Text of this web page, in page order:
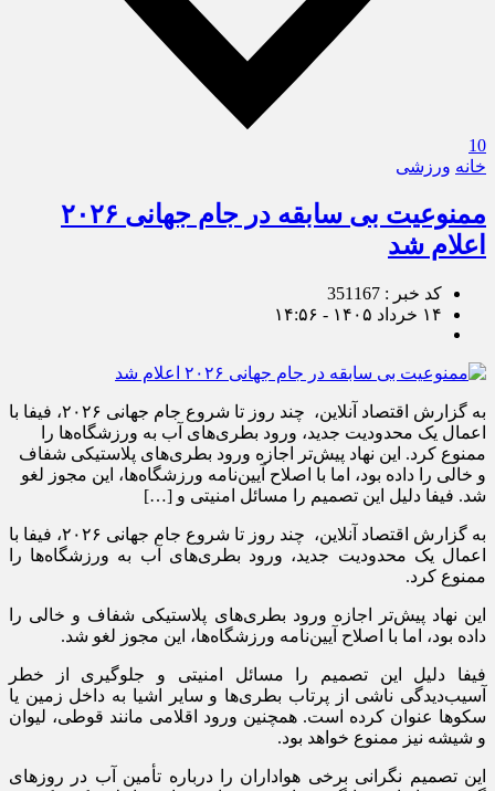
10
خانه ورزشی
ممنوعیت بی سابقه در جام جهانی ۲۰۲۶
اعلام شد
کد خبر : 351167
۱۴ خرداد ۱۴۰۵ - ۱۴:۵۶
به گزارش اقتصاد آنلاین، چند روز تا شروع جام جهانی ۲۰۲۶، فیفا با
اعمال یک محدودیت جدید، ورود بطری‌های آب به ورزشگاه‌ها را
ممنوع کرد. این نهاد پیش‌تر اجازه ورود بطری‌های پلاستیکی شفاف
و خالی را داده بود، اما با اصلاح آیین‌نامه ورزشگاه‌ها، این مجوز لغو
شد. فیفا دلیل این تصمیم را مسائل امنیتی و […]
به گزارش اقتصاد آنلاین، چند روز تا شروع جام جهانی ۲۰۲۶، فیفا با
اعمال یک محدودیت جدید، ورود بطری‌های آب به ورزشگاه‌ها را
ممنوع کرد.
این نهاد پیش‌تر اجازه ورود بطری‌های پلاستیکی شفاف و خالی را
داده بود، اما با اصلاح آیین‌نامه ورزشگاه‌ها، این مجوز لغو شد.
فیفا دلیل این تصمیم را مسائل امنیتی و جلوگیری از خطر
آسیب‌دیدگی ناشی از پرتاب بطری‌ها و سایر اشیا به داخل زمین یا
سکو‌ها عنوان کرده است. همچنین ورود اقلامی مانند قوطی، لیوان
و شیشه نیز ممنوع خواهد بود.
این تصمیم نگرانی برخی هواداران را درباره تأمین آب در روز‌های